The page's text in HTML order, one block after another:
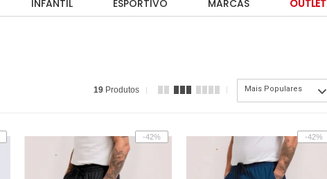
INFANTIL ESPORTIVO MARCAS OUTLET
19 Produtos Mais Populares
-42% -42%